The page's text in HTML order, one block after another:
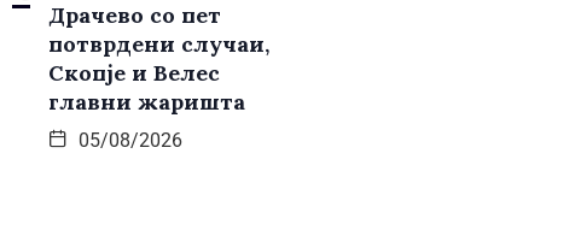
Драчево со пет
потврдени случаи,
Скопје и Велес
главни жаришта
05/08/2026